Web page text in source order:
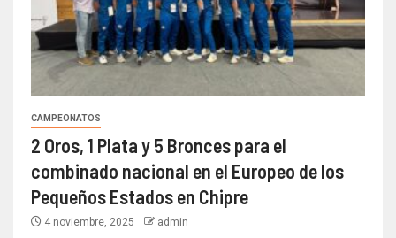
CAMPEONATOS
2 Oros, 1 Plata y 5 Bronces para el
combinado nacional en el Europeo de los
Pequeños Estados en Chipre
4 noviembre, 2025 admin